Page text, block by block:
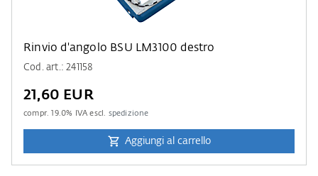
Rinvio d'angolo BSU LM3100 destro
Cod. art.: 241158
21,60 EUR
compr.19.0% IVA escl. spedizione
Aggiungi al carrello